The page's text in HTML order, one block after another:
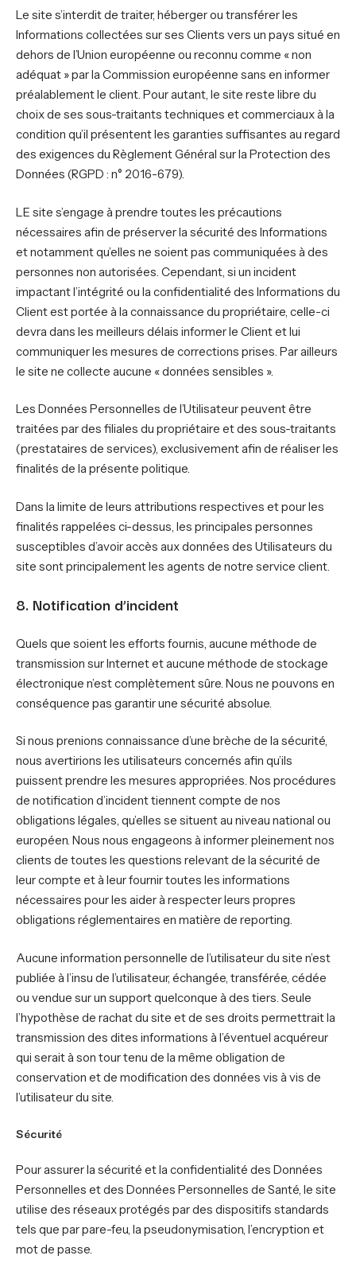
Le site s’interdit de traiter, héberger ou transférer les
Informations collectées sur ses Clients vers un pays situé en
dehors de l’Union européenne ou reconnu comme « non
adéquat » par la Commission européenne sans en informer
préalablement le client. Pour autant, le site reste libre du
choix de ses sous-traitants techniques et commerciaux à la
condition qu’il présentent les garanties suffisantes au regard
des exigences du Règlement Général sur la Protection des
Données (RGPD : n° 2016-679).
LE site s’engage à prendre toutes les précautions
nécessaires afin de préserver la sécurité des Informations
et notamment qu’elles ne soient pas communiquées à des
personnes non autorisées. Cependant, si un incident
impactant l’intégrité ou la confidentialité des Informations du
Client est portée à la connaissance du propriétaire, celle-ci
devra dans les meilleurs délais informer le Client et lui
communiquer les mesures de corrections prises. Par ailleurs
le site ne collecte aucune « données sensibles ».
Les Données Personnelles de l’Utilisateur peuvent être
traitées par des filiales du propriétaire et des sous-traitants
(prestataires de services), exclusivement afin de réaliser les
finalités de la présente politique.
Dans la limite de leurs attributions respectives et pour les
finalités rappelées ci-dessus, les principales personnes
susceptibles d’avoir accès aux données des Utilisateurs du
site sont principalement les agents de notre service client.
8. Notification d’incident
Quels que soient les efforts fournis, aucune méthode de
transmission sur Internet et aucune méthode de stockage
électronique n’est complètement sûre. Nous ne pouvons en
conséquence pas garantir une sécurité absolue.
Si nous prenions connaissance d’une brèche de la sécurité,
nous avertirions les utilisateurs concernés afin qu’ils
puissent prendre les mesures appropriées. Nos procédures
de notification d’incident tiennent compte de nos
obligations légales, qu’elles se situent au niveau national ou
européen. Nous nous engageons à informer pleinement nos
clients de toutes les questions relevant de la sécurité de
leur compte et à leur fournir toutes les informations
nécessaires pour les aider à respecter leurs propres
obligations réglementaires en matière de reporting.
Aucune information personnelle de l’utilisateur du site n’est
publiée à l’insu de l’utilisateur, échangée, transférée, cédée
ou vendue sur un support quelconque à des tiers. Seule
l’hypothèse de rachat du site et de ses droits permettrait la
transmission des dites informations à l’éventuel acquéreur
qui serait à son tour tenu de la même obligation de
conservation et de modification des données vis à vis de
l’utilisateur du site.
Sécurité
Pour assurer la sécurité et la confidentialité des Données
Personnelles et des Données Personnelles de Santé, le site
utilise des réseaux protégés par des dispositifs standards
tels que par pare-feu, la pseudonymisation, l’encryption et
mot de passe.